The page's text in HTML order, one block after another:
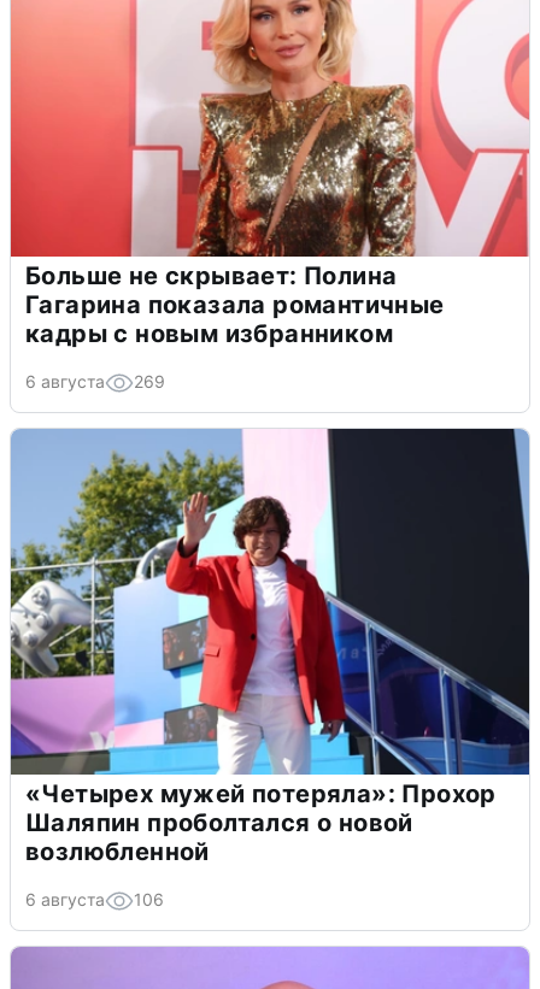
Больше не скрывает: Полина
Гагарина показала романтичные
кадры с новым избранником
6 августа 269
«Четырех мужей потеряла»: Прохор
Шаляпин проболтался о новой
возлюбленной
6 августа 106